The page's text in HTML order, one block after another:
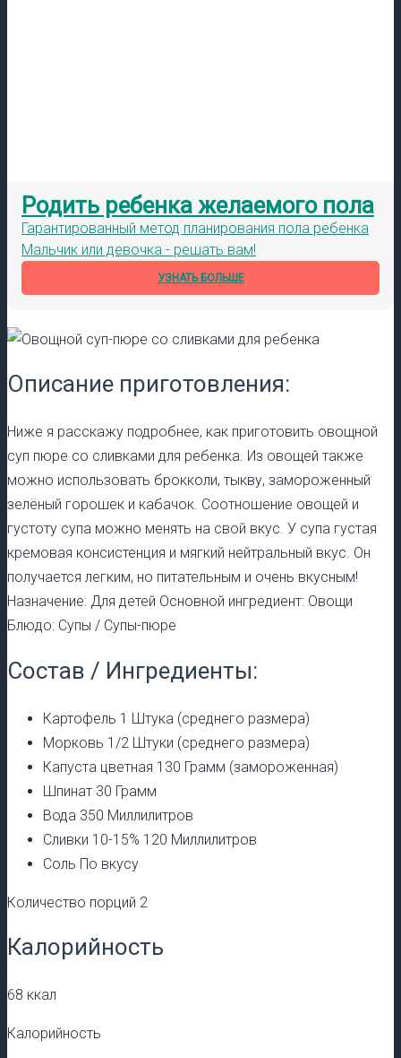
Родить ребенка желаемого пола
Гарантированный метод планирования пола ребенка
Мальчик или девочка - решать вам!
УЗНАТЬ БОЛЬШЕ
Описание приготовления:
Ниже я расскажу подробнее, как приготовить овощной
суп пюре со сливками для ребенка. Из овощей также
можно использовать брокколи, тыкву, замороженный
зелёный горошек и кабачок. Соотношение овощей и
густоту супа можно менять на свой вкус. У супа густая
кремовая консистенция и мягкий нейтральный вкус. Он
получается легким, но питательным и очень вкусным!
Назначение: Для детей Основной ингредиент: Овощи
Блюдо: Супы / Супы-пюре
Состав / Ингредиенты:
Картофель 1 Штука (среднего размера)
Морковь 1/2 Штуки (среднего размера)
Капуста цветная 130 Грамм (замороженная)
Шпинат 30 Грамм
Вода 350 Миллилитров
Сливки 10-15% 120 Миллилитров
Соль По вкусу
Количество порций 2
Калорийность
68 ккал
Калорийность